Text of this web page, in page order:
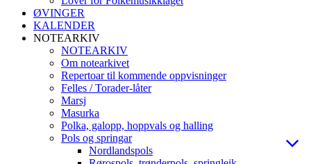
ØVINGER
KALENDER
NOTEARKIV
NOTEARKIV
Om notearkivet
Repertoar til kommende oppvisninger
Felles / Torader-låter
Marsj
Masurka
Polka, galopp, hoppvals og halling
Pols og springar
Nordlandspols